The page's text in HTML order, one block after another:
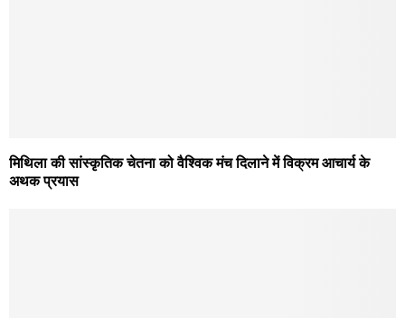
मिथिला की सांस्कृतिक चेतना को वैश्विक मंच दिलाने में विक्रम आचार्य के
अथक प्रयास